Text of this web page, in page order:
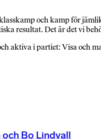
och kamp för
resultat. Det är det vi
aktiva i partiet: Visa och
Bo Lindvall